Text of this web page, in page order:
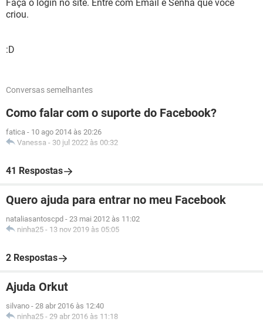
Faça o login no site. Entre com Email e Senha que você
criou.
:D
Conversas semelhantes
Como falar com o suporte do Facebook?
fatica - 10 ago 2014 às 20:26
Vanessa - 30 jul 2022 às 00:32
41 Respostas
Quero ajuda para entrar no meu Facebook
nataliasantoscpd - 23 mai 2012 às 11:02
ninha25 - 13 nov 2019 às 05:05
2 Respostas
Ajuda Orkut
silvano - 28 abr 2016 às 12:40
ninha25 - 29 abr 2016 às 11:18